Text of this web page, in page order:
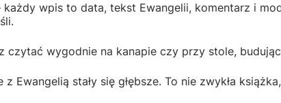
wpis to data, tekst Ewangelii, komentarz i
wygodnie na kanapie czy przy stole,
Ewangelią stały się głębsze. To nie zwykła